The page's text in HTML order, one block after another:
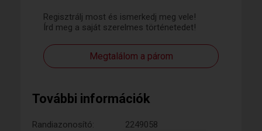
Regisztrálj most és ismerkedj meg vele!
Írd meg a saját szerelmes történetedet!
Megtalálom a párom
További információk
Randiazonosító:
2249058